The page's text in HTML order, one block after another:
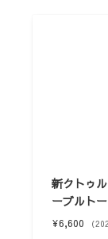
新クトゥ
ーブルト
¥6,600 （